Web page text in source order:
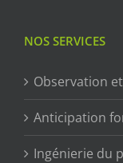
NOS SERVICES
Observation
Anticipation
Ingénierie du